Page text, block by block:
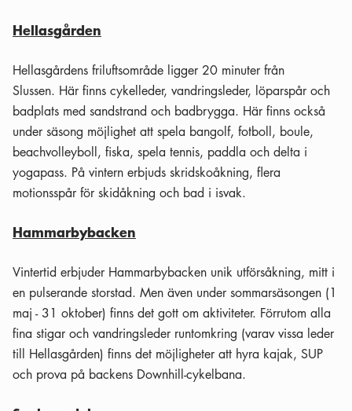
Hellasgården
Hellasgårdens friluftsområde ligger 20 minuter från
Slussen. Här finns cykelleder, vandringsleder, löparspår och
badplats med sandstrand och badbrygga. Här finns också
under säsong möjlighet att spela bangolf, fotboll, boule,
beachvolleyboll, fiska, spela tennis, paddla och delta i
yogapass. På vintern erbjuds skridskoåkning, flera
motionsspår för skidåkning och bad i isvak.
Hammarbybacken
Vintertid erbjuder Hammarbybacken unik utförsåkning, mitt i
en pulserande storstad. Men även under sommarsäsongen (1
maj - 31 oktober) finns det gott om aktiviteter. Förrutom alla
fina stigar och vandringsleder runtomkring (varav vissa leder
till Hellasgården) finns det möjligheter att hyra kajak, SUP
och prova på backens Downhill-cykelbana.